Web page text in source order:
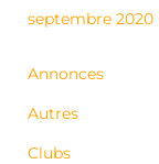
septembre 2020
Annonces
Autres
Clubs